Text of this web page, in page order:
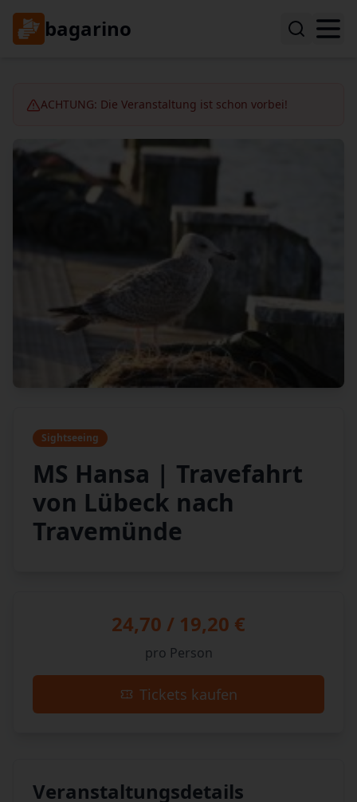
bagarino
ACHTUNG: Die Veranstaltung ist schon vorbei!
Sightseeing
MS Hansa | Travefahrt
von Lübeck nach
Travemünde
24,70 / 19,20 €
pro Person
Tickets kaufen
Veranstaltungsdetails